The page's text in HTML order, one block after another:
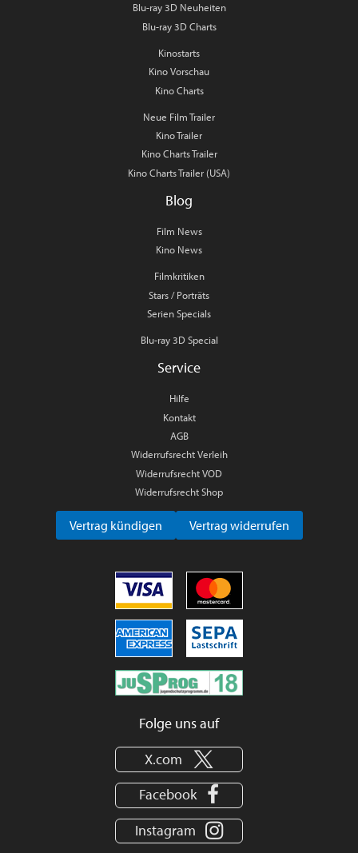
Blu-ray 3D Neuheiten
Blu-ray 3D Charts
Kinostarts
Kino Vorschau
Kino Charts
Neue Film Trailer
Kino Trailer
Kino Charts Trailer
Kino Charts Trailer (USA)
Blog
Film News
Kino News
Filmkritiken
Stars / Porträts
Serien Specials
Blu-ray 3D Special
Service
Hilfe
Kontakt
AGB
Widerrufsrecht Verleih
Widerrufsrecht VOD
Widerrufsrecht Shop
Vertrag kündigen Vertrag widerrufen
Folge uns auf
X.com
Facebook
Instagram